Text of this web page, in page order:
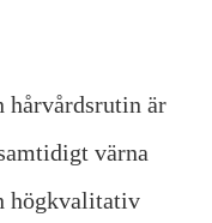
hårvårdsrutin är
värna
högkvalitativ